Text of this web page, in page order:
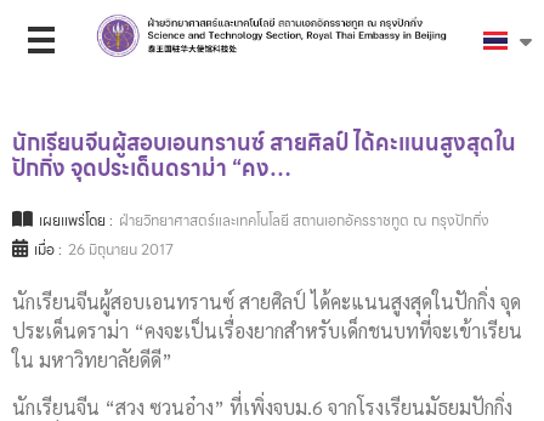
นักเรียนจีนผู้สอบเอนทรานซ์ สายศิลป์ ได้คะแนนสูงสุดใน
ปักกิ่ง จุดประเด็นดราม่า “คง…
เผยแพร่โดย : ฝ่ายวิทยาศาสตร์และเทคโนโลยี สถานเอกอัครราชทูต ณ กรุงปักกิ่ง
เมื่อ : 26 มิถุนายน 2017
นักเรียนจีนผู้สอบเอนทรานซ์ สายศิลป์ ได้คะแนนสูงสุดในปักกิ่ง จุด
ประเด็นดราม่า “คงจะเป็นเรื่องยากสำหรับเด็กชนบทที่จะเข้าเรียน
ใน มหาวิทยาลัยดีดี”
นักเรียนจีน “สวง ซวนอ๋าง” ที่เพิ่งจบม.6 จากโรงเรียนมัธยมปักกิ่ง